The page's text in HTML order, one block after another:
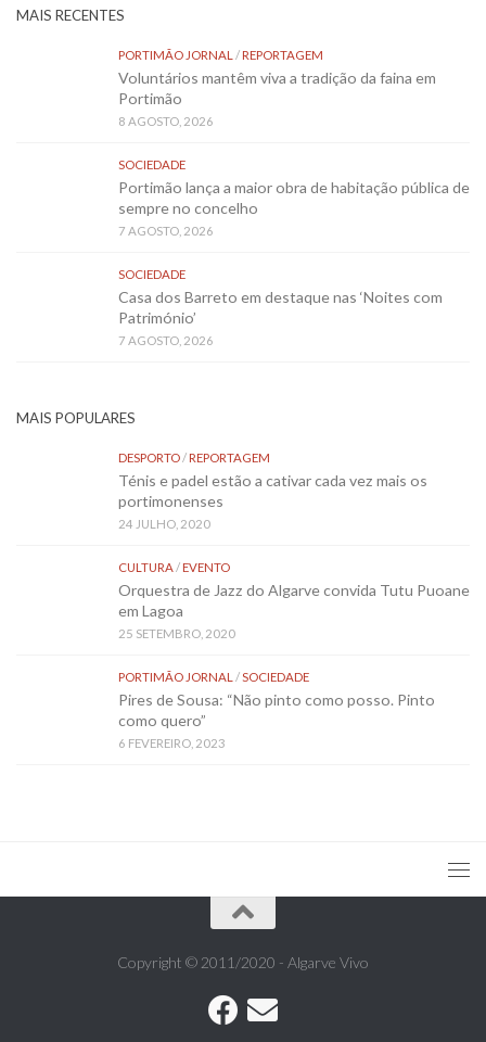
MAIS RECENTES
PORTIMÃO JORNAL /REPORTAGEM
Voluntários mantêm viva a tradição da faina em
Portimão
8 AGOSTO, 2026
SOCIEDADE
Portimão lança a maior obra de habitação pública de
sempre no concelho
7 AGOSTO, 2026
SOCIEDADE
Casa dos Barreto em destaque nas ‘Noites com
Património’
7 AGOSTO, 2026
MAIS POPULARES
DESPORTO/REPORTAGEM
Ténis e padel estão a cativar cada vez mais os
portimonenses
24 JULHO, 2020
CULTURA/EVENTO
Orquestra de Jazz do Algarve convida Tutu Puoane
em Lagoa
25 SETEMBRO, 2020
PORTIMÃO JORNAL /SOCIEDADE
Pires de Sousa: “Não pinto como posso. Pinto
como quero”
6 FEVEREIRO, 2023
Copyright © 2011/2020 - Algarve Vivo